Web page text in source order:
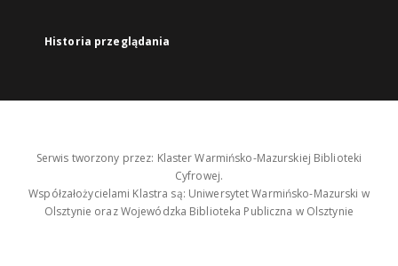
Historia przeglądania
Serwis tworzony przez: Klaster Warmińsko-Mazurskiej Biblioteki
Cyfrowej.
Współzałożycielami Klastra są: Uniwersytet Warmińsko-Mazurski w
Olsztynie oraz Wojewódzka Biblioteka Publiczna w Olsztynie